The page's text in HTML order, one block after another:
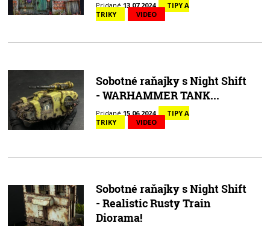
Pridané13.07.2024
TIPY A
TRIKY
VIDEO
Sobotné raňajky s Night Shift
- WARHAMMER TANK...
Pridané15.06.2024
TIPY A
TRIKY
VIDEO
Sobotné raňajky s Night Shift
- Realistic Rusty Train
Diorama!